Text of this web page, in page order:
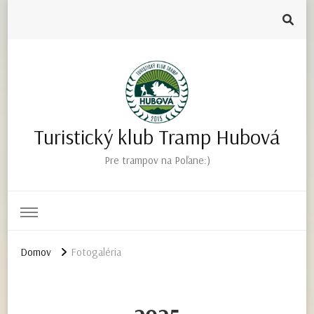
Turistický klub Tramp Hubová
Pre trampov na Poľane:)
Domov Fotogaléria